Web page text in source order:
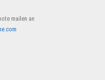
mailen an